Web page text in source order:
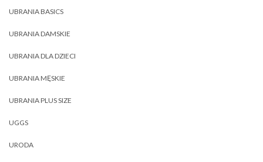
UBRANIA BASICS
UBRANIA DAMSKIE
UBRANIA DLA DZIECI
UBRANIA MĘSKIE
UBRANIA PLUS SIZE
UGGS
URODA